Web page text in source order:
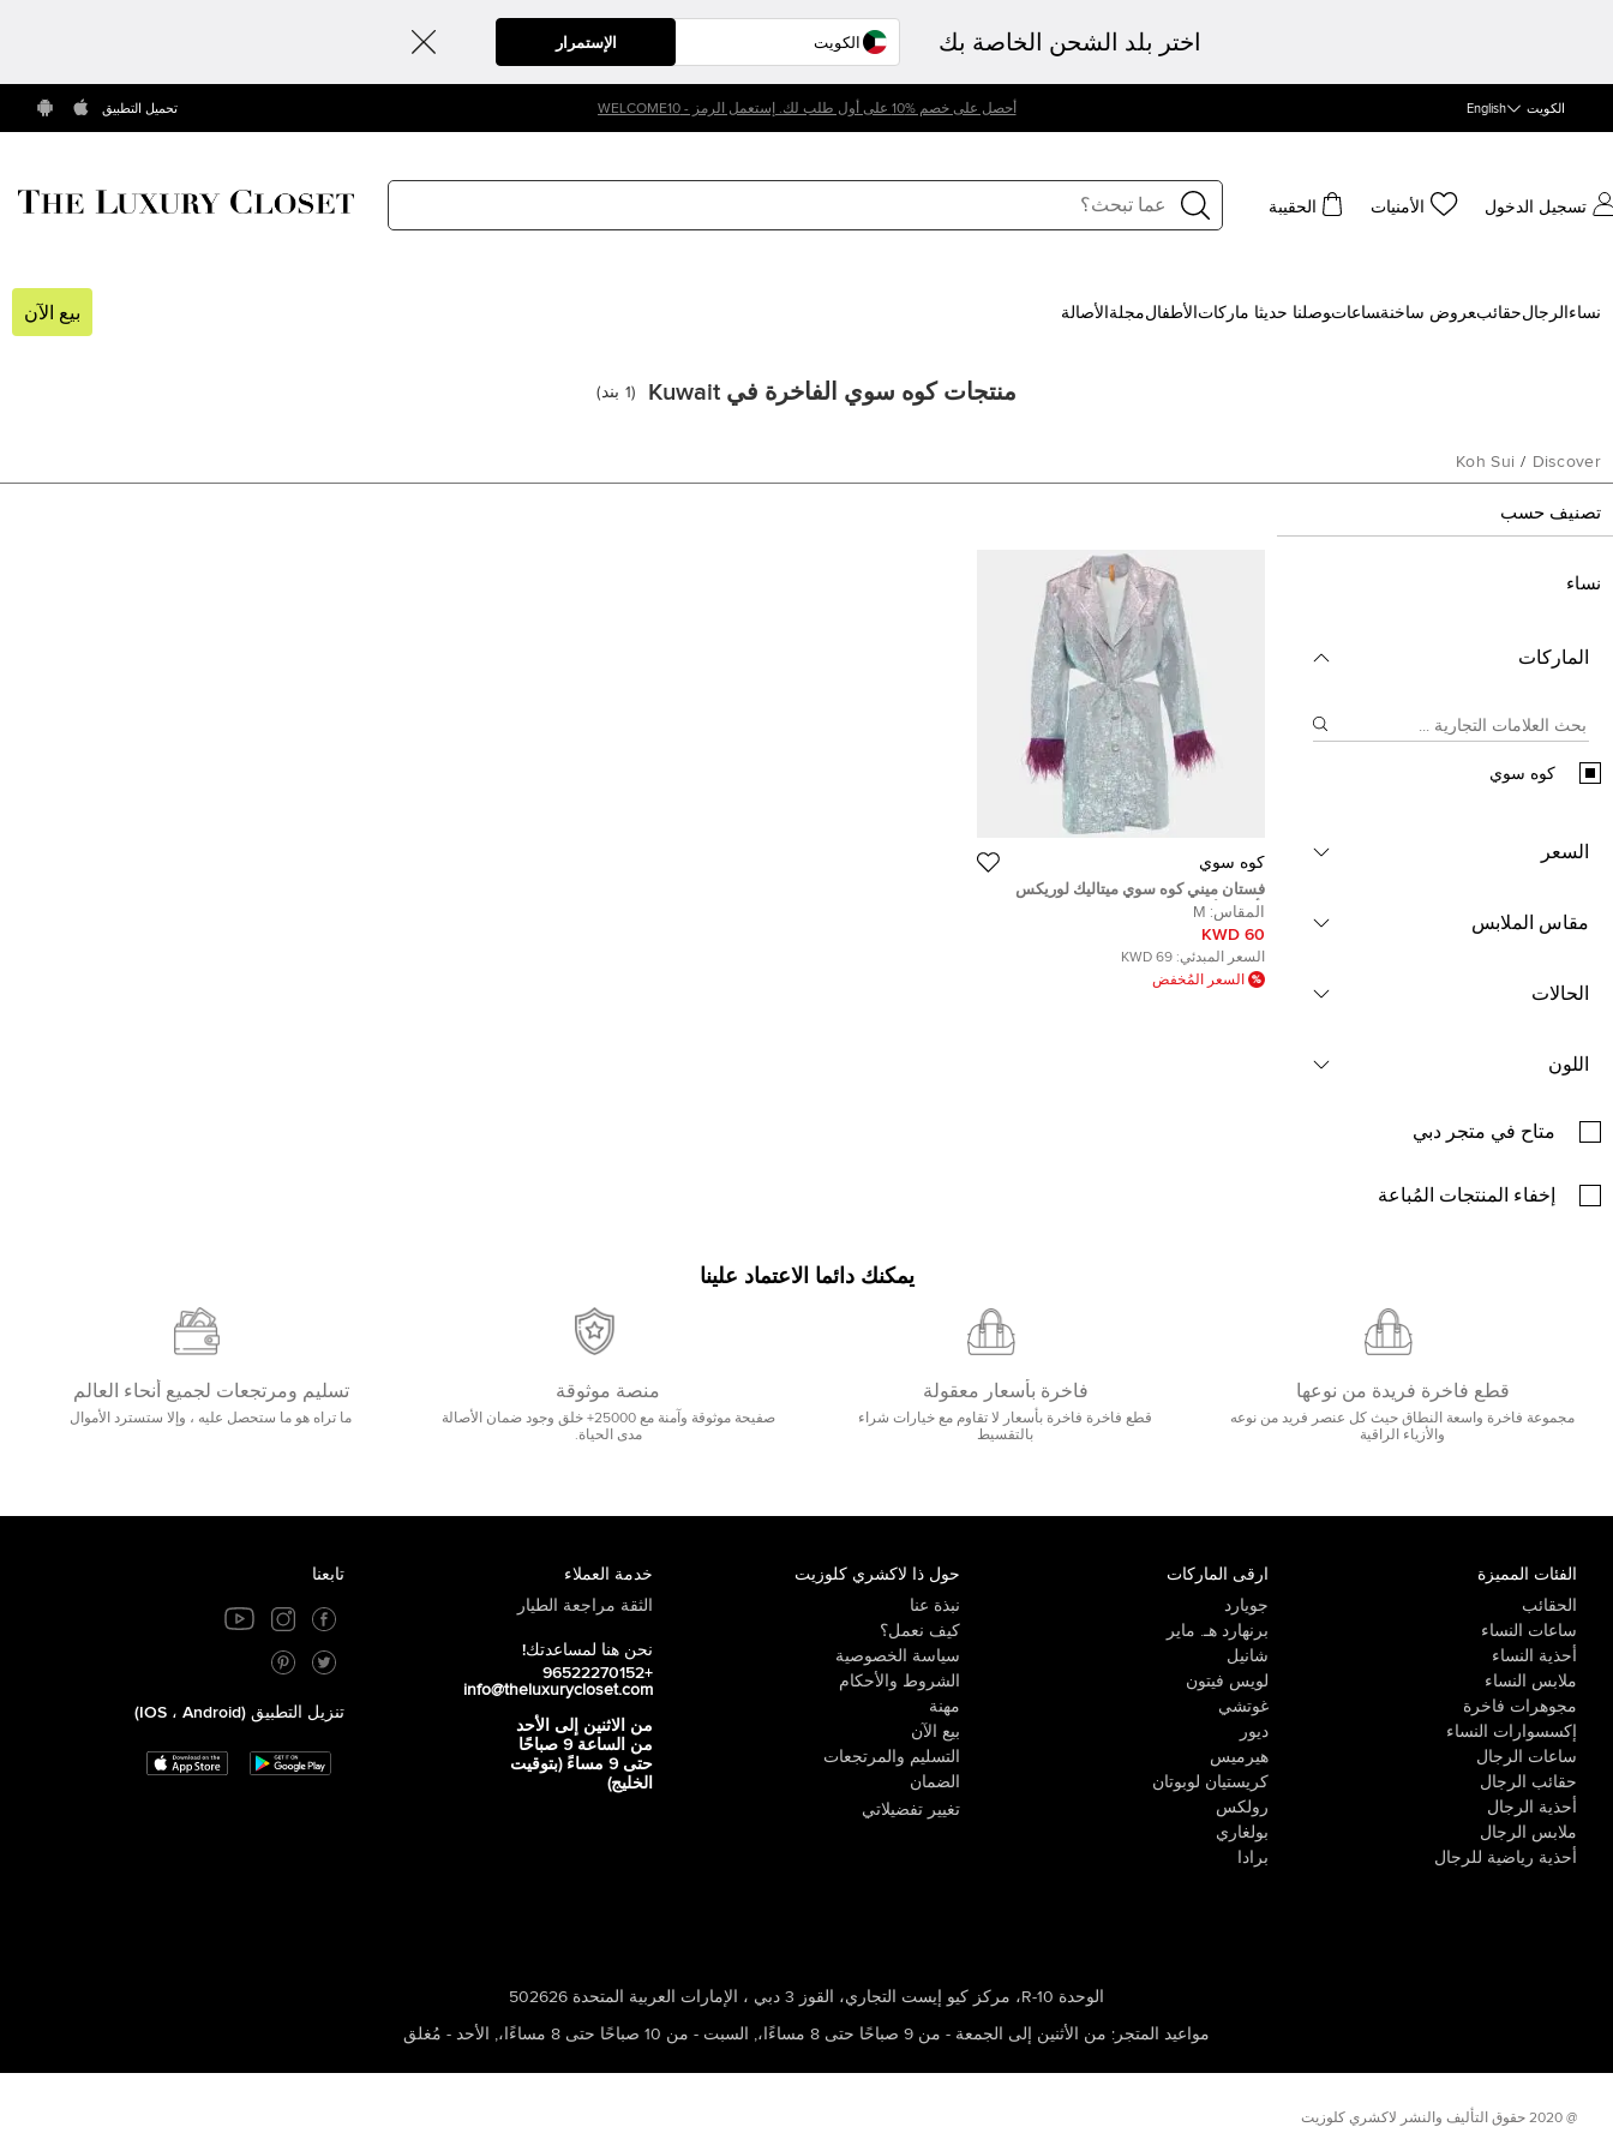
اختر بلد الشحن الخاصة بك الإستمرار
الكويت English أحصل على خصم %10 على أول طلب لك. إستعمل الرمز - WELCOME10 تحميل التطبيق
تسجيل الدخول الأمنيات الحقيبة
نساء الرجالحقائب‍عروض ساخنة‍ساعات‍وصلنا حديثا ‍ ماركات الأطفالمجلة الأصالة بيع الآن
منتجات كوه سوي الفاخرة في Kuwait (
1 بند)
Discover
/
Koh Sui
تصنيف حسب
نساء
الماركات
كوه سوي
السعر
مقاس الملابس
الحالات
اللون
متاح في متجر دبي
إخفاء المنتجات المُباعة
كوه سوي
فستان ميني كوه سوي ميتاليك لوريكس
بأزرار وأريش وفتحات تفاصيل مقاس ميديوم
المقاس: M
60 KWD
السعر المبدئي: 69 KWD
السعر المُخفض
يمكنك دائما الاعتماد علينا
قطع فاخرة فريدة من نوعها
مجموعة فاخرة واسعة النطاق حيث كل عنصر فريد من نوعه
والأزياء الراقية
فاخرة بأسعار معقولة
قطع فاخرة فاخرة بأسعار لا تقاوم مع خيارات شراء
بالتقسيط
منصة موثوقة
صفيحة موثوقة وآمنة مع 25000+ خلق وجود ضمان الأصالة
مدى الحياة.
تسليم ومرتجعات لجميع أنحاء العالم
ما تراه هو ما ستحصل عليه ، وإلا ستسترد الأموال
الفئات المميزة
الحقائب
ساعات النساء
أحذية النساء
ملابس النساء
مجوهرات فاخرة
إكسسوارات النساء
ساعات الرجال
حقائب الرجال
أحذية الرجال
ملابس الرجال
أحذية رياضية للرجال
ارقى الماركات
جويارد
برنهارد هـ. ماير
شانيل
لويس فيتون
غوتشي
ديور
هيرميس
كريستيان لوبوتان
رولكس
بولغاري
برادا
حول ذا لاكشري كلوزيت
نبذة عنا
كيف نعمل؟
سياسة الخصوصية
الشروط والأحكام
مهنة
بيع الآن
التسليم والمرتجعات
الضمان
تغيير تفضيلاتي
خدمة العملاء
الثقة مراجعة الطيار
نحن هنا لمساعدتك!
+96522270152
info@theluxurycloset.com
من الاثنين إلى الأحد
من الساعة 9 صباحًا
حتى 9 مساءً (بتوقيت
الخليج)
تابعنا
تنزيل التطبيق (iOS ، Android)
الوحدة R-10، مركز كيو إيست التجاري، القوز 3 دبي ، الإمارات العربية المتحدة 502626
مواعيد المتجر : من الأثنين إلى الجمعة - من 9 صباحًا حتى 8 مساءًا، , السبت - من 10 صباحًا حتى 8 مساءًا، , الأحد - مُغلق
@ 2020 حقوق التأليف والنشر لاكشري كلوزيت